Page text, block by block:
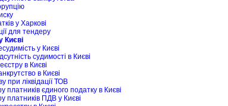
у Харкові
для тендеру
Києві
у Києві
судимості в Києві
в Києві
в Києві
при ліквідації ТОВ
платників єдиного податку в Києві
платників ПДВ у Києві